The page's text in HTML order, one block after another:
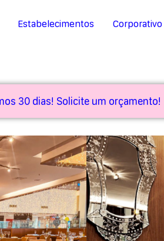
Estabelecimentos Corporativo
30 dias! Solicite um orçamento!